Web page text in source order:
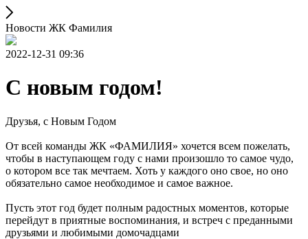
Новости ЖК Фамилия
2022-12-31 09:36
С новым годом!
Друзья, с Новым Годом
От всей команды ЖК «ФАМИЛИЯ» хочется всем пожелать,
чтобы в наступающем году с нами произошло то самое чудо,
о котором все так мечтаем. Хоть у каждого оно свое, но оно
обязательно самое необходимое и самое важное.
Пусть этот год будет полным радостных моментов, которые
перейдут в приятные воспоминания, и встреч с преданными
друзьями и любимыми домочадцами